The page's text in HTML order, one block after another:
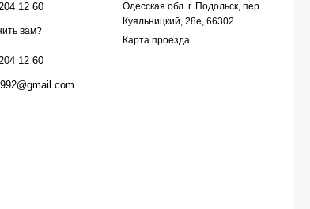
12 60
вам?
12 60
Одесская обл. г. Подольск, пер.
Куяльницкий, 28е, 66302
Карта проезда